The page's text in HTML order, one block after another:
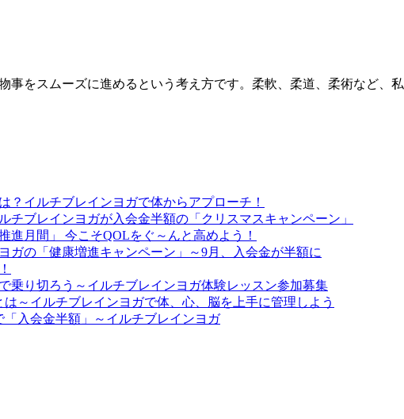
事をスムーズに進めるという考え方です。柔軟、柔道、柔術など、
？イルチブレインヨガで体からアプローチ！
ブレインヨガが入会金半額の「クリスマスキャンペーン」
進月間」 今こそQOLをぐ～んと高めよう！
ガの「健康増進キャンペーン」～9月、入会金が半額に
乗り切ろう～イルチブレインヨガ体験レッスン参加募集
～イルチブレインヨガで体、心、脳を上手に管理しよう
入会金半額」～イルチブレインヨガ